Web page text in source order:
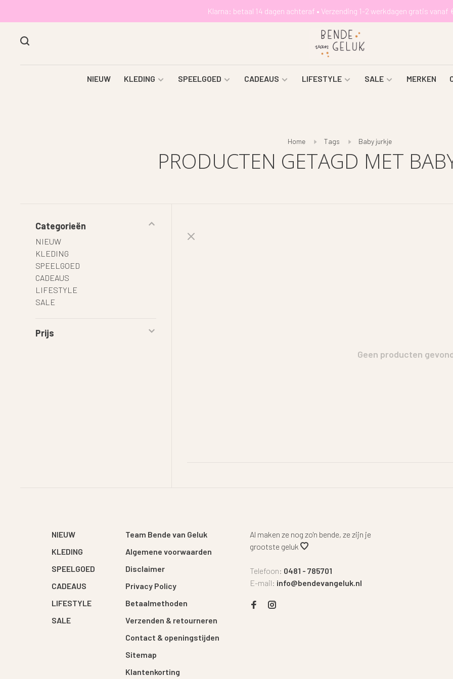
Klarna: betaal 14 dagen achteraf • Verzending 1-2 werkdagen gratis vanaf
NIEUW KLEDING SPEELGOED CADEAUS LIFESTYLE SALE MERKEN
Home Tags Baby jurkje
PRODUCTEN GETAGD MET
Categorieën
NIEUW
KLEDING
SPEELGOED
CADEAUS
LIFESTYLE
SALE
Prijs
Geen producten
NIEUW
KLEDING
SPEELGOED
CADEAUS
LIFESTYLE
SALE
Team Bende van Geluk
Algemene voorwaarden
Disclaimer
Privacy Policy
Betaalmethoden
Verzenden & retourneren
Contact & openingstijden
Sitemap
Klantenkorting
Al maken ze nog zo'n bende, ze zijn je
grootste geluk
Telefoon: 0481 - 785701
E-mail: info@bendevangeluk.nl